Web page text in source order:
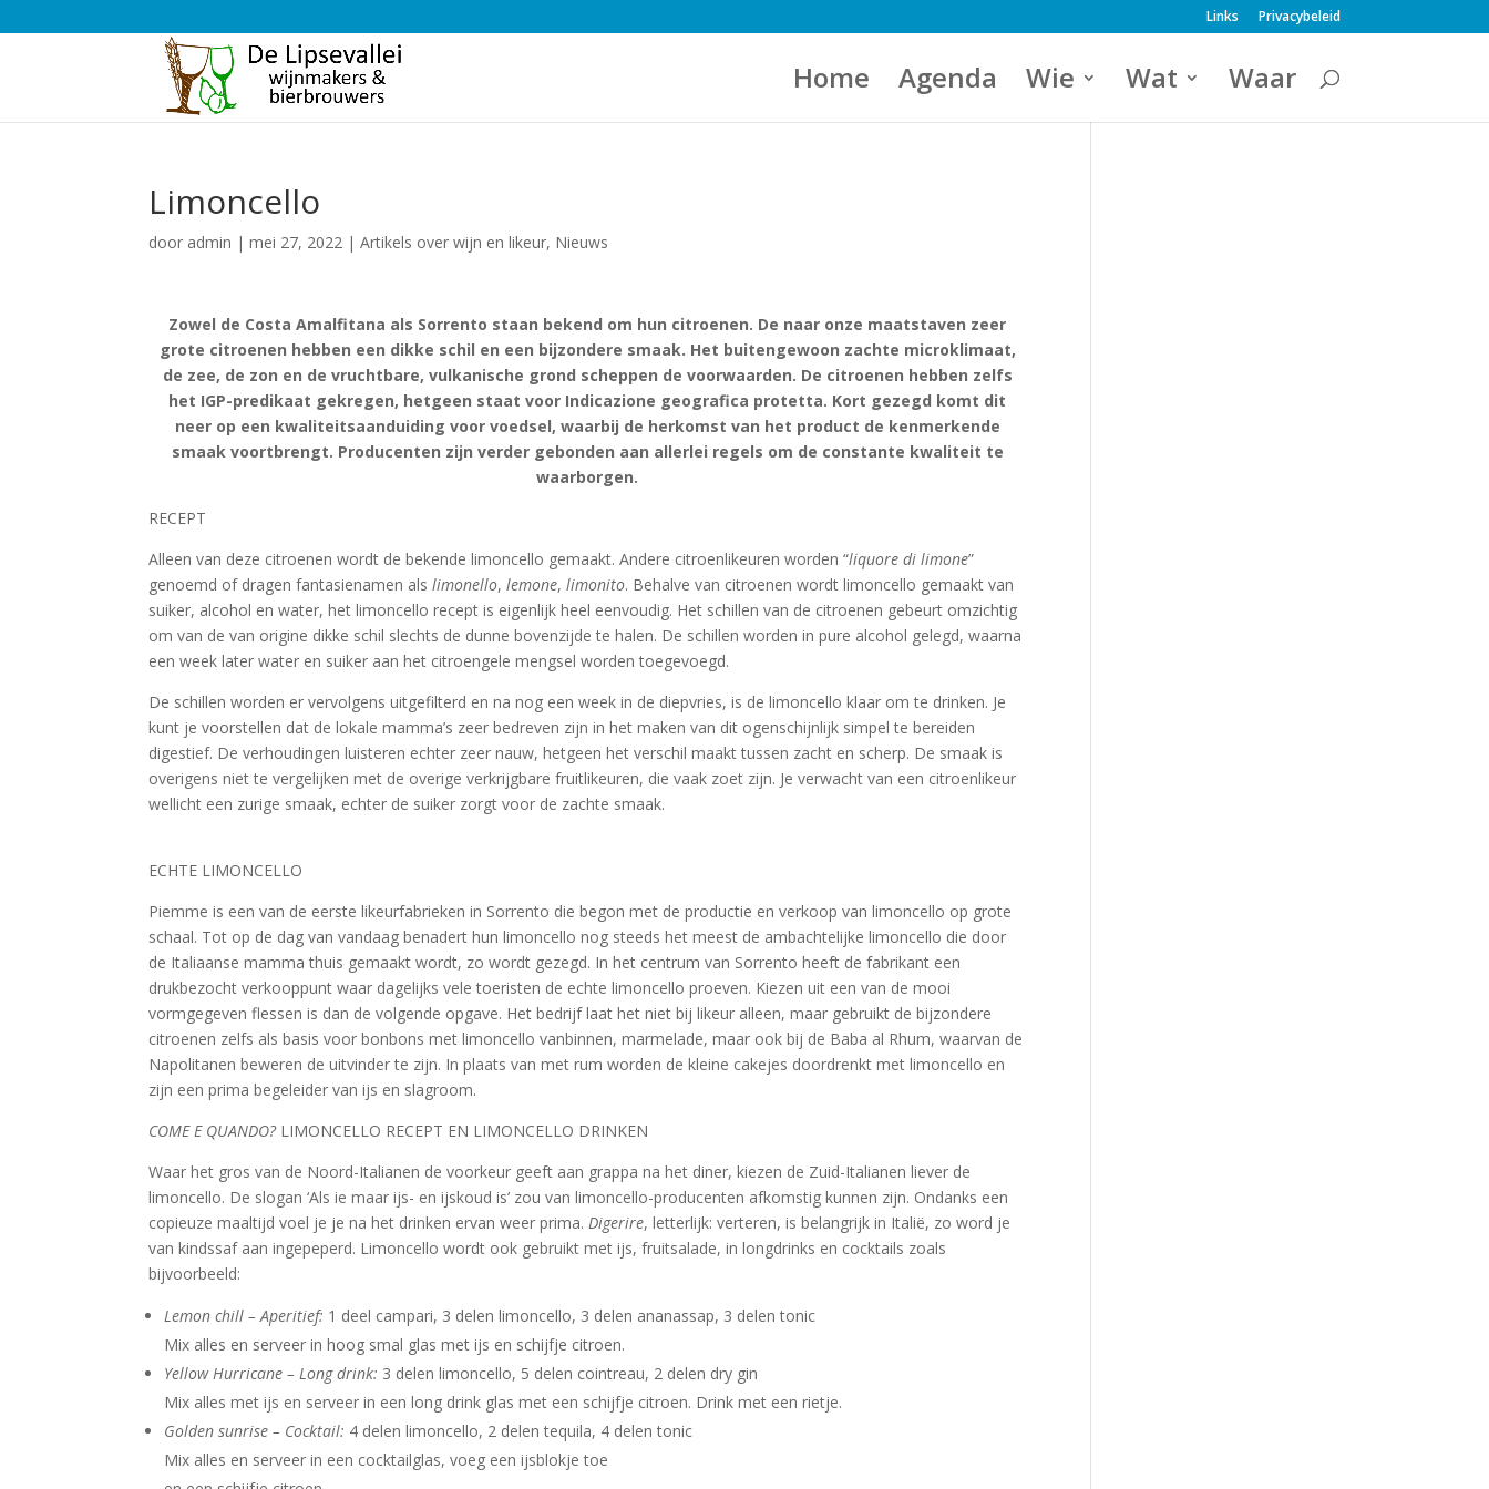
Links Privacybeleid
Home Agenda Wie Wat Waar
Limoncello
door admin |mei 27, 2022 |Artikels over wijn en likeur, Nieuws
Zowel de Costa Amalfitana als Sorrento staan bekend om hun citroenen. De naar onze maatstaven zeer
grote citroenen hebben een dikke schil en een bijzondere smaak. Het buitengewoon zachte microklimaat,
de zee, de zon en de vruchtbare, vulkanische grond scheppen de voorwaarden. De citroenen hebben zelfs
het IGP-predikaat gekregen, hetgeen staat voor Indicazione geografica protetta. Kort gezegd komt dit
neer op een kwaliteitsaanduiding voor voedsel, waarbij de herkomst van het product de kenmerkende
smaak voortbrengt. Producenten zijn verder gebonden aan allerlei regels om de constante kwaliteit te
waarborgen.
RECEPT
Alleen van deze citroenen wordt de bekende limoncello gemaakt. Andere citroenlikeuren worden “liquore di limone”
genoemd of dragen fantasienamen alslimonello,lemone,limonito. Behalve van citroenen wordt limoncello gemaakt van
suiker, alcohol en water, het limoncello recept is eigenlijk heel eenvoudig. Het schillen van de citroenen gebeurt omzichtig
om van de van origine dikke schil slechts de dunne bovenzijde te halen. De schillen worden in pure alcohol gelegd, waarna
een week later water en suiker aan het citroengele mengsel worden toegevoegd.
De schillen worden er vervolgens uitgefilterd en na nog een week in de diepvries, is de limoncello klaar om te drinken. Je
kunt je voorstellen dat de lokale mamma’s zeer bedreven zijn in het maken van dit ogenschijnlijk simpel te bereiden
digestief. De verhoudingen luisteren echter zeer nauw, hetgeen het verschil maakt tussen zacht en scherp. De smaak is
overigens niet te vergelijken met de overige verkrijgbare fruitlikeuren, die vaak zoet zijn. Je verwacht van een citroenlikeur
wellicht een zurige smaak, echter de suiker zorgt voor de zachte smaak.
ECHTE LIMONCELLO
Piemme is een van de eerste likeurfabrieken in Sorrento die begon met de productie en verkoop van limoncello op grote
schaal. Tot op de dag van vandaag benadert hun limoncello nog steeds het meest de ambachtelijke limoncello die door
de Italiaanse mamma thuis gemaakt wordt, zo wordt gezegd. In het centrum van Sorrento heeft de fabrikant een
drukbezocht verkooppunt waar dagelijks vele toeristen de echte limoncello proeven. Kiezen uit een van de mooi
vormgegeven flessen is dan de volgende opgave. Het bedrijf laat het niet bij likeur alleen, maar gebruikt de bijzondere
citroenen zelfs als basis voor bonbons met limoncello vanbinnen, marmelade, maar ook bij de Baba al Rhum, waarvan de
Napolitanen beweren de uitvinder te zijn. In plaats van met rum worden de kleine cakejes doordrenkt met limoncello en
zijn een prima begeleider van ijs en slagroom.
COME E QUANDO? LIMONCELLO RECEPT EN LIMONCELLO DRINKEN
Waar het gros van de Noord-Italianen de voorkeur geeft aan grappa na het diner, kiezen de Zuid-Italianen liever de
limoncello. De slogan ‘Als ie maar ijs- en ijskoud is’ zou van limoncello-producenten afkomstig kunnen zijn. Ondanks een
copieuze maaltijd voel je je na het drinken ervan weer prima.Digerire, letterlijk: verteren, is belangrijk in Italië, zo word je
van kindssaf aan ingepeperd. Limoncello wordt ook gebruikt met ijs, fruitsalade, in longdrinks en cocktails zoals
bijvoorbeeld:
Lemon chill – Aperitief: 1 deel campari, 3 delen limoncello, 3 delen ananassap, 3 delen tonic
Mix alles en serveer in hoog smal glas met ijs en schijfje citroen.
Yellow Hurricane – Long drink: 3 delen limoncello, 5 delen cointreau, 2 delen dry gin
Mix alles met ijs en serveer in een long drink glas met een schijfje citroen. Drink met een rietje.
Golden sunrise – Cocktail: 4 delen limoncello, 2 delen tequila, 4 delen tonic
Mix alles en serveer in een cocktailglas, voeg een ijsblokje toe